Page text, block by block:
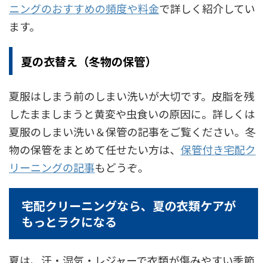
ニングのおすすめの頻度や料金で詳しく紹介してい
ます。
夏の衣替え（冬物の保管）
夏服はしまう前のしまい洗いが大切です。皮脂を残
したまましまうと黄変や虫食いの原因に。詳しくは
夏服のしまい洗い＆保管の記事をご覧ください。冬
物の保管をまとめて任せたい方は、 保管付き宅配ク
リーニングの記事もどうぞ。
宅配クリーニングなら、夏の衣類ケアが
もっとラクになる